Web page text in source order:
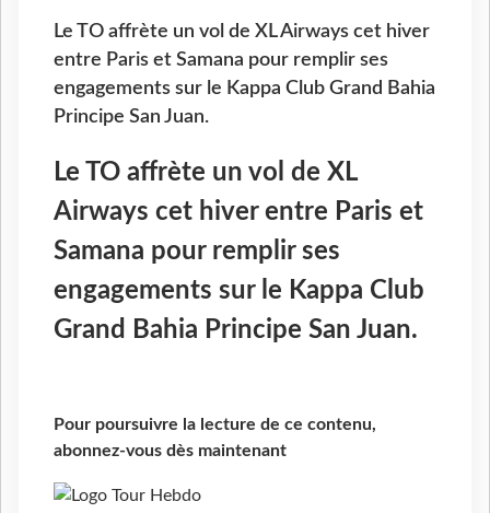
Le TO affrète un vol de XL Airways cet hiver
entre Paris et Samana pour remplir ses
engagements sur le Kappa Club Grand Bahia
Principe San Juan.
Le TO affrète un vol de XL
Airways cet hiver entre Paris et
Samana pour remplir ses
engagements sur le Kappa Club
Grand Bahia Principe San Juan.
Pour poursuivre la lecture de ce contenu,
abonnez-vous dès maintenant